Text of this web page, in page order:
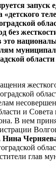
запуск
без
и Совета
В нем
глав